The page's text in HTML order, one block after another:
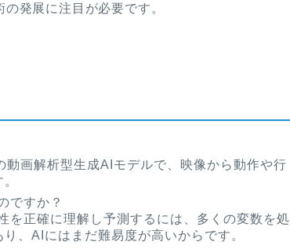
発展に注目が必要です。
画解析型生成AIモデルで、映像から動作や行
ですか？
を正確に理解し予測するには、多くの変数を処
、AIにはまだ難易度が高いからです。